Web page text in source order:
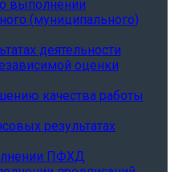
выполнении
(муниципального)
деятельности
оценки
качества работы
результатах
ПФХД